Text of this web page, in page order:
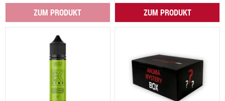
ZUM PRODUKT ZUM PRODUKT